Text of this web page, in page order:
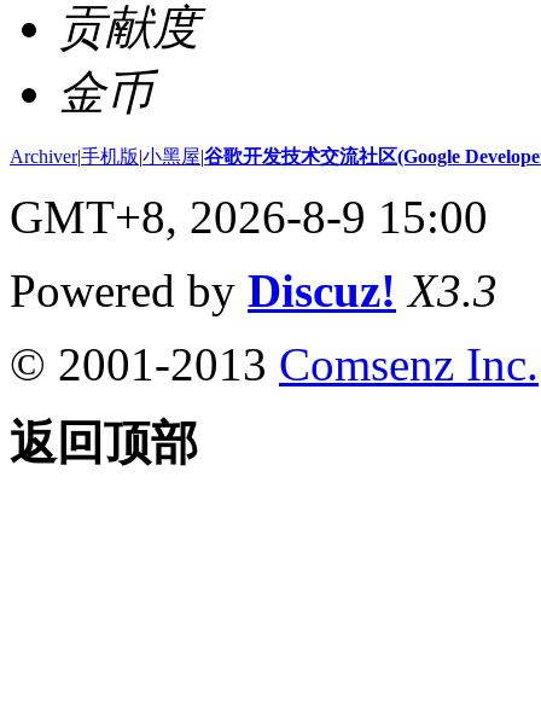
贡献度
金币
Archiver|手机版|小黑屋|谷歌开发技术交流社区(Google
GMT+8, 2026-8-9 15:00
Powered by Discuz! X3.3
© 2001-2013 Comsenz Inc.
返回顶部